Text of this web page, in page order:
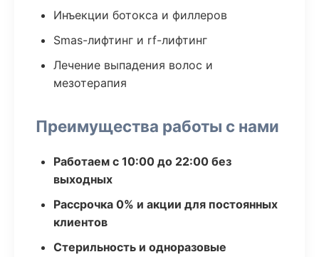
Инъекции ботокса и филлеров
Smas-лифтинг и rf-лифтинг
Лечение выпадения волос и
мезотерапия
Преимущества работы с нами
Работаем с 10:00 до 22:00 без
выходных
Рассрочка 0% и акции для постоянных
клиентов
Стерильность и одноразовые